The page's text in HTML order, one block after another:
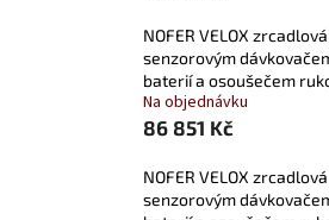
NOFER VELOX
senzorovým
baterií a osoušečem
Na objednávku
86 851 Kč
NOFER VELOX
senzorovým